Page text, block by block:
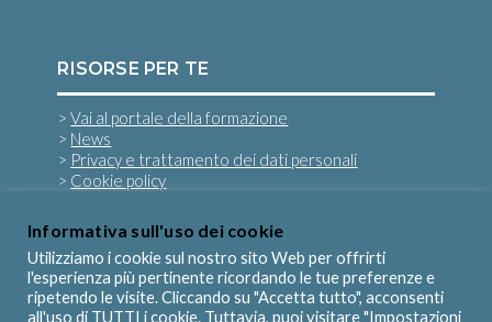
RISORSE PER TE
>Vai al portale della formazione
> News
> Privacy e trattamento dei dati personali
> Cookie policy
SEGUICI SU
Informativa sull'uso dei cookie
Utilizziamo i cookie sul nostro sito Web per offrirti
l'esperienza più pertinente ricordando le tue preferenze e
ripetendo le visite. Cliccando su "Accetta tutto", acconsenti
all'uso di TUTTI i cookie. Tuttavia, puoi visitare "Impostazioni